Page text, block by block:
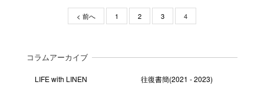
< 前へ 1 2 3 4
コラムアーカイブ
LIFE with LINEN 往復書簡(2021 - 2023)